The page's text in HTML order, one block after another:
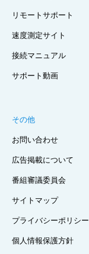
リモートサポート
速度測定サイト
接続マニュアル
サポート動画
その他
お問い合わせ
広告掲載について
番組審議委員会
サイトマップ
プライバシーポリシー
個人情報保護方針